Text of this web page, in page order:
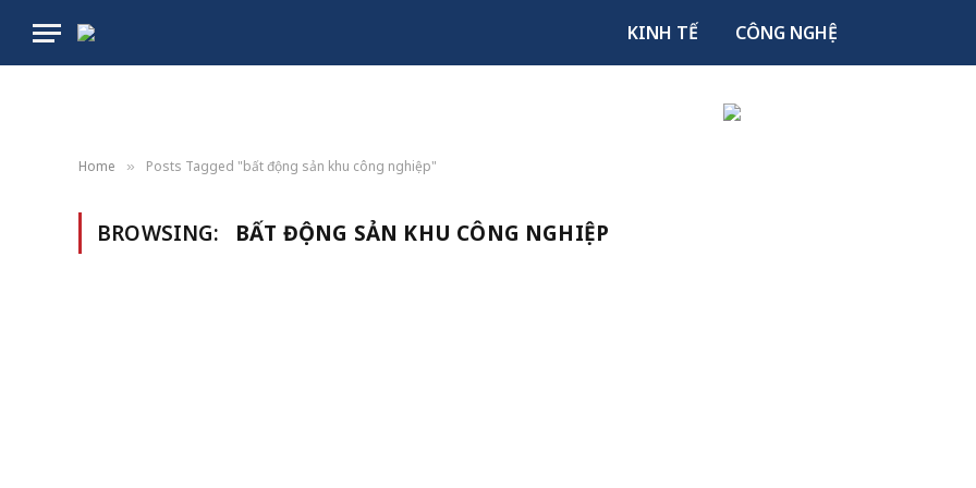
KINH TẾ CÔNG NGHỆ
Home » Posts Tagged "bất động sản khu công nghiệp"
BROWSING: BẤT ĐỘNG SẢN KHU CÔNG NGHIỆP